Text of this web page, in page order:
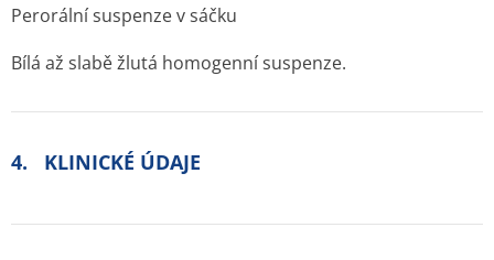
Perorální suspenze v sáčku
Bílá až slabě žlutá homogenní suspenze.
4. KLINICKÉ ÚDAJE